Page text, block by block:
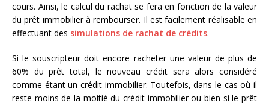
cours. Ainsi, le calcul du rachat se fera en fonction de la valeur
du prêt immobilier à rembourser. Il est facilement réalisable en
effectuant des simulations de rachat de crédits.
Si le souscripteur doit encore racheter une valeur de plus de
60% du prêt total, le nouveau crédit sera alors considéré
comme étant un crédit immobilier. Toutefois, dans le cas où il
reste moins de la moitié du crédit immobilier ou bien si le prêt